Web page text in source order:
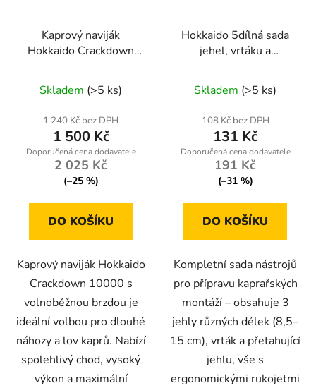
Kaprový naviják
Hokkaido Crackdown
brzdou pro dlouhé
náhozy
Skladem (>5 ks)
1 240 Kč bez DPH
1 500 Kč
2 025 Kč
(–25 %)
DO KOŠÍKU
Kaprový naviják Hokkaido
Crackdown 10000 s
volnoběžnou brzdou je
ideální volbou pro dlouhé
náhozy a lov kaprů. Nabízí
spolehlivý chod, vysoký
výkon a maximální
Hokkaido 5dílná sada
jehel, vrtáku a
hodnocení
produktu
je
5,0
z
hvězdiček.
Skladem (>5 ks)
108 Kč bez DPH
131 Kč
191 Kč
(–31 %)
DO KOŠÍKU
Kompletní sada nástrojů
pro přípravu kaprařských
montáží – obsahuje 3
jehly různých délek (8,5–
15 cm), vrták a přetahující
jehlu, vše s
ergonomickými rukojeťmi